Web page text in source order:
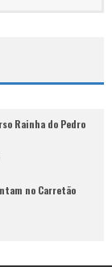
Rainha do Pedro
no Carretão